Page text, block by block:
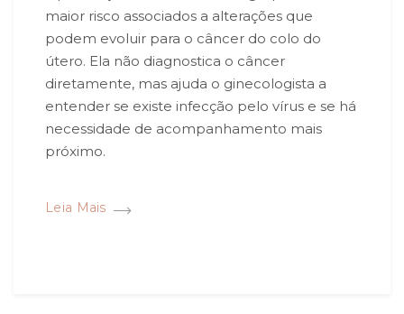
maior risco associados a alterações que
podem evoluir para o câncer do colo do
útero. Ela não diagnostica o câncer
diretamente, mas ajuda o ginecologista a
entender se existe infecção pelo vírus e se há
necessidade de acompanhamento mais
próximo.
Leia Mais